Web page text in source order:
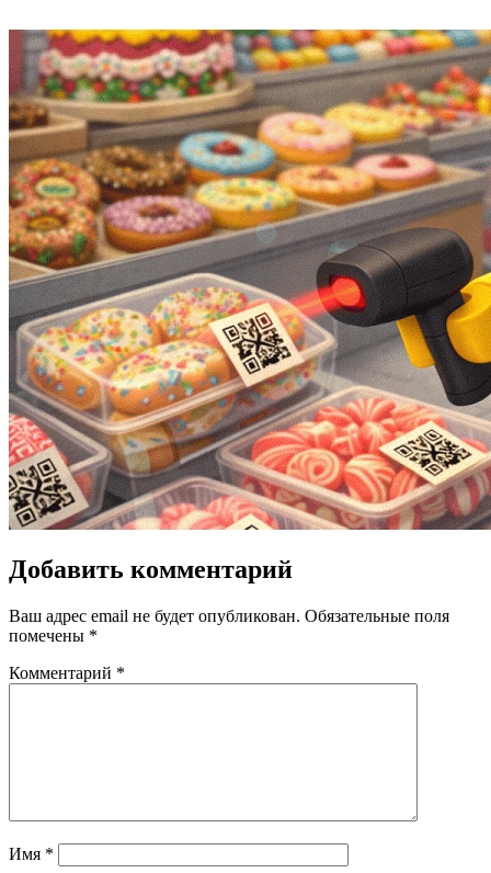
Добавить комментарий
Ваш адрес email не будет опубликован. Обязательные поля
помечены *
Комментарий *
Имя *